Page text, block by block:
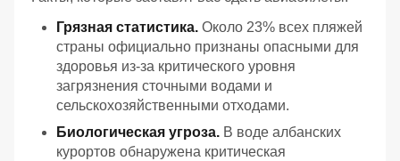
Грязная статистика. Около 23% всех пляжей
страны официально признаны опасными для
здоровья из-за критического уровня
загрязнения сточными водами и
сельскохозяйственными отходами.
Биологическая угроза. В воде албанских
курортов обнаружена критическая